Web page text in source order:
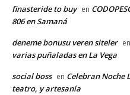
finasteride to buy en
806 en Samaná
deneme bonusu veren siteler en
varias puñaladas en La Vega
social boss en Celebran Noche
teatro, y artesanía